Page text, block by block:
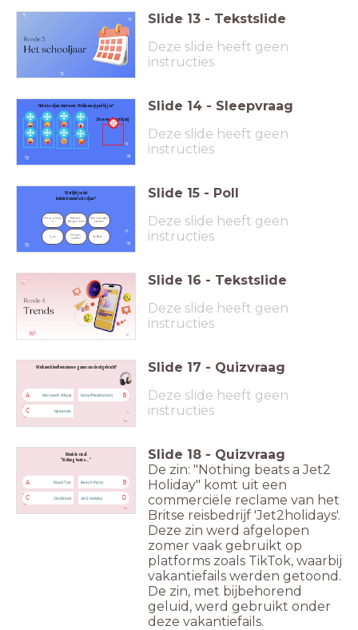
Slide 13 - Tekstslide
Deze slide heeft geen
instructies
Deze emoji past bij mij:
Het schooljaar start weer.Welke emoji past bij jou? Slide 14 - Sleepvraag
Deze slide heeft geen
instructies
Wat lijkt jou het
leukste komend schooljaar?
Schoolreisj
e
Nieuwe
dingen leren!
Met vrienden
spelen
Gym
Dingen
maken!
Anders ...
Slide 15 - Poll
Deze slide heeft geen
instructies
Slide 16 - Tekstslide
Deze slide heeft geen
instructies
Welk merk heeft een nieuwe gameconsole uitgebracht?
A Microsoft (Xbox) B
Sony (PlayStation)
C Nintendo
Slide 17 - Quizvraag
Deze slide heeft geen
instructies
Maak de zin af:
"Nothing beats a ... "
A Road Trip B
Beach Party
C City Break D
Jet2 Holiday
Slide 18 - Quizvraag
De zin: "Nothing beats a Jet2
Holiday" komt uit een
commerciële reclame van het
Britse reisbedrijf 'Jet2holidays'.
Deze zin werd afgelopen
zomer vaak gebruikt op
platforms zoals TikTok, waarbij
vakantiefails werden getoond.
De zin, met bijbehorend
geluid, werd gebruikt onder
deze vakantiefails.